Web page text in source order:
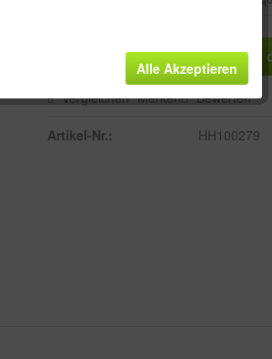
Vergleichen Merken Bewerten
Artikel-Nr.: HH100279
Alle Akzeptieren